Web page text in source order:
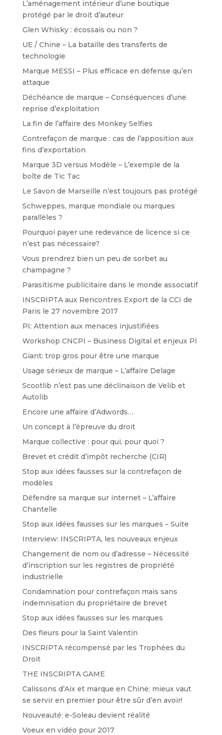
L’aménagement intérieur d’une boutique
protégé par le droit d’auteur
Glen Whisky : écossais ou non ?
UE / Chine – La bataille des transferts de
technologie
Marque MESSI – Plus efficace en défense qu’en
attaque
Déchéance de marque – Conséquences d’une
reprise d’exploitation
La fin de l’affaire des Monkey Selfies
Contrefaçon de marque : cas de l’apposition aux
fins d’exportation
Marque 3D versus Modèle – L’exemple de la
boîte de Tic Tac
Le Savon de Marseille n’est toujours pas protégé
Schweppes, marque mondiale ou marques
parallèles ?
Pourquoi payer une redevance de licence si ce
n’est pas nécessaire?
Vous prendrez bien un peu de sorbet au
champagne ?
Parasitisme publicitaire dans le monde associatif
INSCRIPTA aux Rencontres Export de la CCI de
Paris le 27 novembre 2017
PI: Attention aux menaces injustifiées
Workshop CNCPI – Business Digital et enjeux PI
Giant: trop gros pour être une marque
Usage sérieux de marque – L’affaire Delage
Scootlib n’est pas une déclinaison de Velib et
Autolib
Encore une affaire d’Adwords…
Un concept à l’épreuve du droit
Marque collective : pour qui, pour quoi ?
Brevet et crédit d’impôt recherche (CIR)
Stop aux idées fausses sur la contrefaçon de
modèles
Défendre sa marque sur internet – L’affaire
Chantelle
Stop aux idées fausses sur les marques – Suite
Interview: INSCRIPTA, les nouveaux enjeux
Changement de nom ou d’adresse – Nécessité
d’inscription sur les registres de propriété
industrielle
Condamnation pour contrefaçon mais sans
indemnisation du propriétaire de brevet
Stop aux idées fausses sur les marques
Des fleurs pour la Saint Valentin
INSCRIPTA récompensé par les Trophées du
Droit
THE INSCRIPTA GAME
Calissons d’Aix et marque en Chine: mieux vaut
se servir en premier pour être sûr d’en avoir!
Nouveauté: e-Soleau devient réalité
Voeux en vidéo pour 2017